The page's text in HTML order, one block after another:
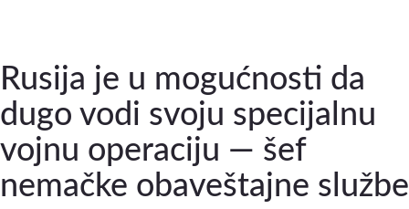
Rusija je u mogućnosti da
dugo vodi svoju specijalnu
vojnu operaciju — šef
nemačke obaveštajne službe